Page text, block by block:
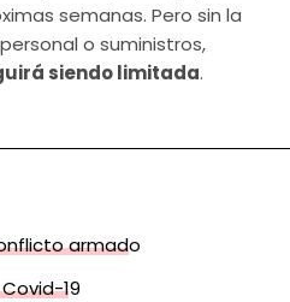
semanas. Pero sin la
o suministros,
siendo limitada.
armado
Covid-19